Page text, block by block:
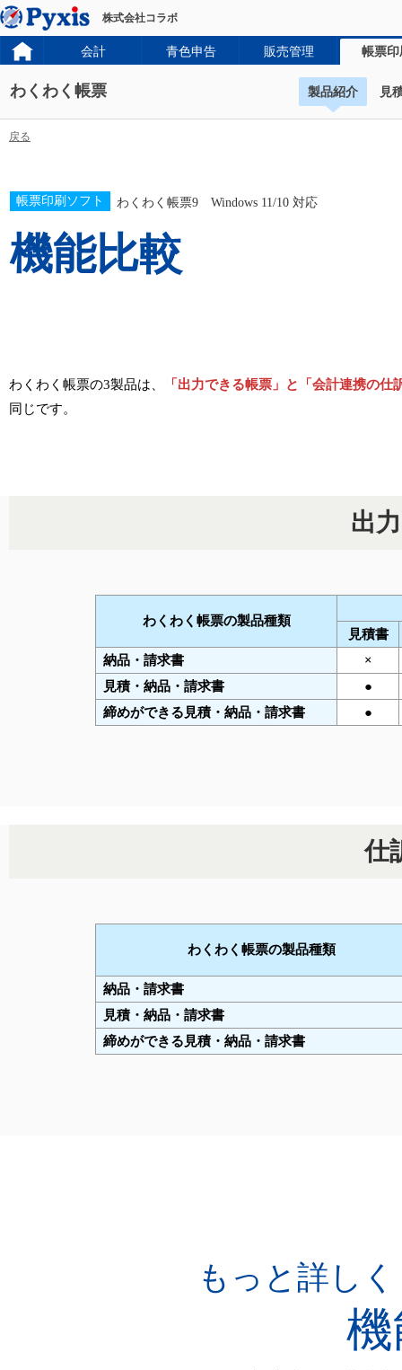
株式会社コラボ
会計 青色申告 販売管理 帳票印
わくわく帳票 製品紹介 見
戻る
帳票印刷ソフト わくわく帳票9 Windows 11/10 対応
機能比較
わくわく帳票の3製品は、
「出力できる帳票」と「会計連携の
同じです。
出
わくわく帳票の製品種類
見積書
納品・請求書
×
見積・納品・請求書
●
締めができる見積・納品・請求書
●
仕
わくわく帳票の製品種類
納品・請求書
見積・納品・請求書
締めができる見積・納品・請求書
もっと詳し